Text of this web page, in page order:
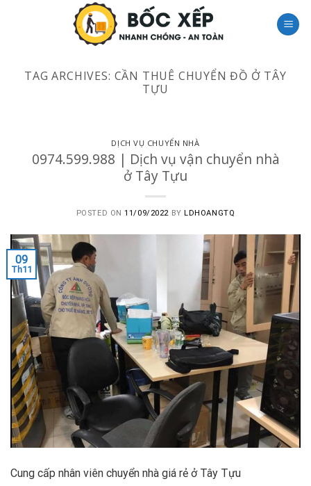
TAG ARCHIVES: CẦN THUÊ CHUYỂN ĐỒ Ở TÂY
TỰU
DỊCH VỤ CHUYỂN NHÀ
0974.599.988 | Dịch vụ vận chuyển nhà
ở Tây Tựu
POSTED ON11/09/2022 BYLDHOANGTQ
09
Th11
Cung cấp nhân viên chuyển nhà giá rẻ ở Tây Tựu